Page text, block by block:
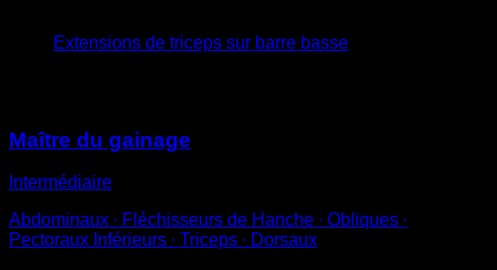
Extensions de triceps sur barre basse
Maître du gainage
Intermédiaire
Abdominaux ∙ Fléchisseurs de Hanche ∙ Obliques ∙
Pectoraux Inférieurs ∙ Triceps ∙ Dorsaux